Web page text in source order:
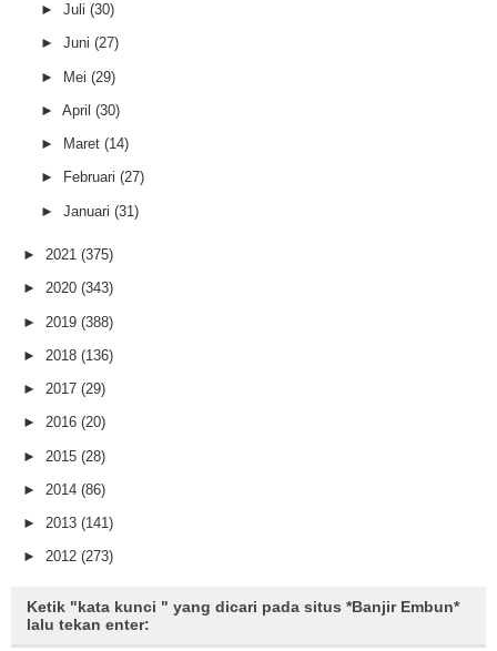
► Juli (30)
► Juni (27)
► Mei (29)
► April (30)
► Maret (14)
► Februari (27)
► Januari (31)
► 2021 (375)
► 2020 (343)
► 2019 (388)
► 2018 (136)
► 2017 (29)
► 2016 (20)
► 2015 (28)
► 2014 (86)
► 2013 (141)
► 2012 (273)
Ketik "kata kunci " yang dicari pada situs *Banjir Embun*
lalu tekan enter: